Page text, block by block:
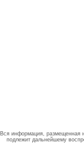
Вся информация, размещенная
подлежит дальнейшему